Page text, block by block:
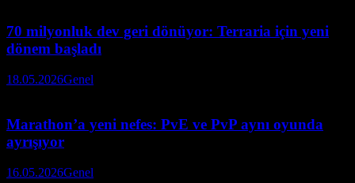
70 milyonluk dev geri dönüyor: Terraria için yeni
dönem başladı
18.05.2026Genel
Marathon’a yeni nefes: PvE ve PvP aynı oyunda
ayrışıyor
16.05.2026Genel